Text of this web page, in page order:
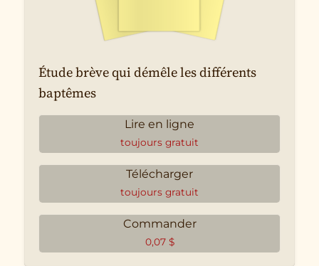
Étude brève qui démêle les différents
baptêmes
Lire en ligne
toujours gratuit
Télécharger
toujours gratuit
Commander
0,07 $